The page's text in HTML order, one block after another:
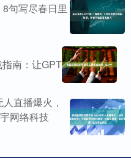
句写尽春日里
南：让GPT
直播爆火，
网络科技